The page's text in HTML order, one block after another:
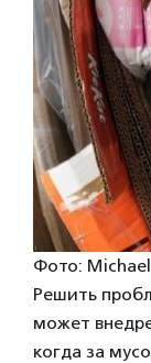
Фото: Michael
Решить
может
когда за